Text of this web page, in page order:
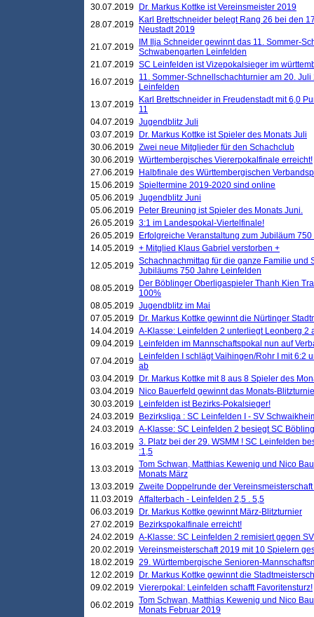
30.07.2019
Dr. Markus Kottke ist Vereinsmeister 2019
28.07.2019
Karl Brettschneider belegt Rang 26 bei den
Neustadt 2019
21.07.2019
IM Ilja Schneider gewinnt das 11. Sommer-
Schwabengarten Leinfelden
21.07.2019 SC Leinfelden ist Vizepokalsieger im
16.07.2019 11. Sommer-Schnellschachturnier am 20.
Leinfelden
13.07.2019
Karl Brettschneider in Freudenstadt mit 6,0
11
04.07.2019 Jugendblitz Juli
03.07.2019
Dr. Markus Kottke ist Spieler des Monats Juli
30.06.2019 Zwei neue Mitglieder für den Schachclub
30.06.2019 Württembergisches Viererpokalfinale erreicht!
27.06.2019
Halbfinale des Württembergischen
15.06.2019 Spieltermine 2019-2020 sind online
05.06.2019 Jugendblitz Juni
05.06.2019
Peter Breuning ist Spieler des Monats Juni.
26.05.2019 3:1 im Landespokal-Viertelfinale!
26.05.2019
Erfolgreiche Veranstaltung zum Jubiläum
14.05.2019 + Mitglied Klaus Gabriel verstorben +
12.05.2019 Schachnachmittag für die ganze Familie und
Jubiläums 750 Jahre Leinfelden
08.05.2019
Der Böblinger Oberligaspieler Thanh Kien
100%
08.05.2019 Jugendblitz im Mai
07.05.2019
Dr. Markus Kottke gewinnt die Nürtinger
14.04.2019 A-Klasse: Leinfelden 2 unterliegt Leonberg 2
09.04.2019
Leinfelden im Mannschaftspokal nun auf
07.04.2019
Leinfelden I schlägt Vaihingen/Rohr I mit 6:2
ab
03.04.2019
Dr. Markus Kottke mit 8 aus 8 Spieler des
03.04.2019
Nico Bauerfeld gewinnt das Monats-
30.03.2019
Leinfelden ist Bezirks-Pokalsieger!
24.03.2019
Bezirksliga : SC Leinfelden I - SV
24.03.2019 A-Klasse: SC Leinfelden 2 besiegt SC
16.03.2019 3. Platz bei der 29. WSMM ! SC Leinfelden
:1,5
13.03.2019 Tom Schwan, Matthias Kewenig und Nico
Monats März
13.03.2019 Zweite Doppelrunde der
11.03.2019 Affalterbach - Leinfelden 2,5 . 5,5
06.03.2019
Dr. Markus Kottke gewinnt März-Blitzturnier
27.02.2019
Bezirkspokalfinale erreicht!
24.02.2019 A-Klasse: SC Leinfelden 2 remisiert gegen
20.02.2019 Vereinsmeisterschaft 2019 mit 10 Spielern
18.02.2019 29. Württembergische Senioren-
12.02.2019
Dr. Markus Kottke gewinnt die
09.02.2019 Viererpokal: Leinfelden schafft Favoritensturz!
06.02.2019 Tom Schwan, Matthias Kewenig und Nico
Monats Februar 2019